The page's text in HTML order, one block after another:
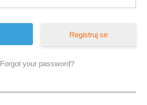
Registruj se
Forgot your password?